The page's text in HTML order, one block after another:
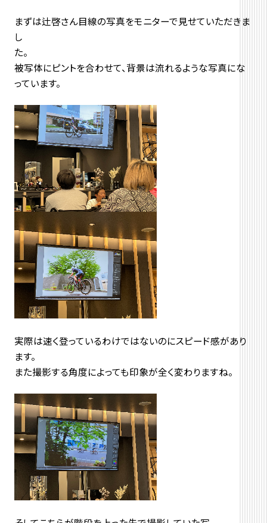
まずは辻啓さん目線の写真をモニターで見せていただきま
し
被写体にピントを合わせて、背景は流れるような写真にな
っています。
実際は速く登っているわけではないのにスピード感があり
ます。
また撮影する角度によっても印象が全く変わりますね。